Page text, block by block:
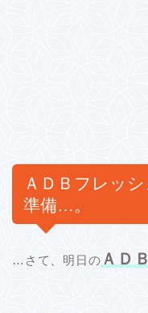
ＡＤＢフレッ
準備…。
…さて、明日の ＡＤ